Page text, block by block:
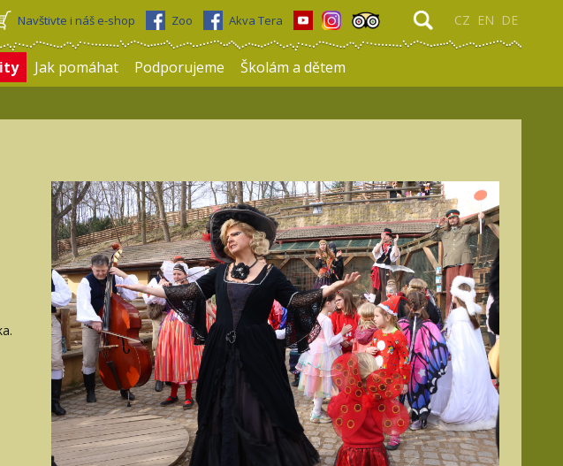
CZ EN DE
Navštivte i náš e-shop Zoo Akva Tera
Jak pomáhat Podporujeme Školám a dětem